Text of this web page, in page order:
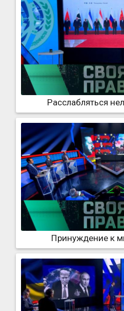
Расслабляться
Принуждение к